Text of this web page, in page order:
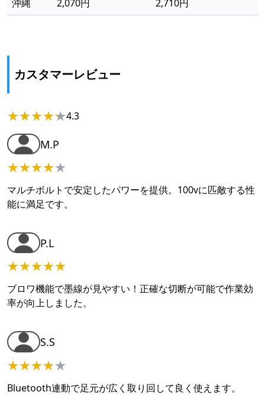
沖縄
2,070円 2,710円
カスタマーレビュー
★★★★★
★4.3
M.P
★★★★★
マルチボルトで安定したパワーを提供。100vに匹敵する性
能に満足です。
P.L
★★★★★
ブロワ機能で墨線が見やすい！正確な切断が可能で作業効
率が向上しました。
S.S
★★★★★
Bluetooth連動で足元が広く取り回して良く使えます。